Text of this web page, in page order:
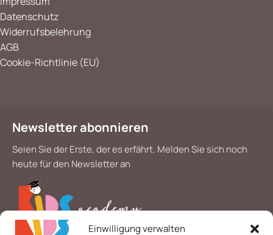
Einwilligung verwalten
Datenschutz
Widerrufsbelehrung
AGB
Cookie-Richtlinie (EU)
Newsletter abonnieren
Seien Sie der Erste, der es erfährt. Melden Sie sich noch
heute für den Newsletter an